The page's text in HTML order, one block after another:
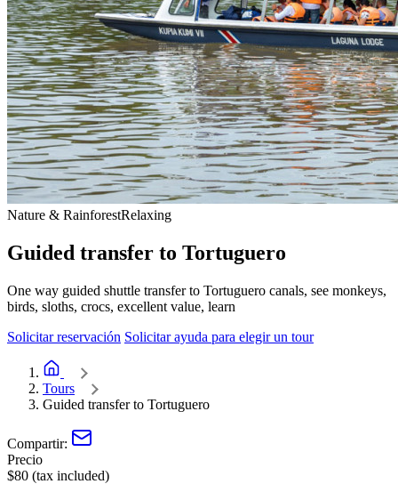
Nature & RainforestRelaxing
Guided transfer to Tortuguero
One way guided shuttle transfer to Tortuguero canals, see monkeys,
birds, sloths, crocs, excellent value, learn
Solicitar reservación Solicitar ayuda para elegir un tour
Home
Tours
Guided transfer to Tortuguero
Compartir:
Precio
$80 (tax included)